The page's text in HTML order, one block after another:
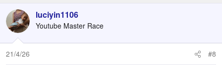
luciyin1106
Youtube Master Race
21/4/26 #8